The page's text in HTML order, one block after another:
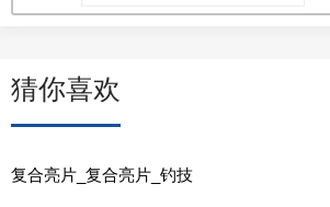
猜你喜欢
复合亮片_复合亮片_钓技